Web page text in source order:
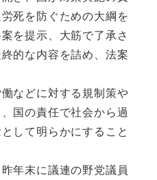
死を防ぐための大綱を
を提示、大筋で了承さ
的な内容を詰め、法案
などに対する規制策や
国の責任で社会から過
して明らかにすること
年末に議連の野党議員